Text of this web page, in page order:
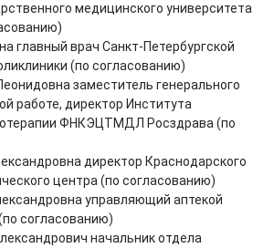
медицинского университета
главный врач Санкт-Петербургской
(по согласованию)
заместитель генерального
работе, директор Института
ФНКЭЦТМДЛ Росздрава (по
директор Краснодарского
центра (по согласованию)
управляющий аптекой
согласованию)
начальник отдела